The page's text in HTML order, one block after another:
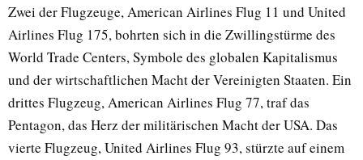
Zwei der Flugzeuge, American Airlines Flug 11 und United
Airlines Flug 175, bohrten sich in die Zwillingstürme des
World Trade Centers, Symbole des globalen Kapitalismus
und der wirtschaftlichen Macht der Vereinigten Staaten. Ein
drittes Flugzeug, American Airlines Flug 77, traf das
Pentagon, das Herz der militärischen Macht der USA. Das
vierte Flugzeug, United Airlines Flug 93, stürzte auf einem